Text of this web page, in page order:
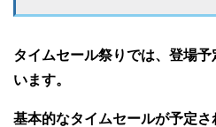
タイムセール祭りでは、登場
います。
基本的なタイムセールが予定